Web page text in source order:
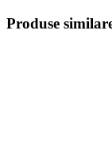
Produse